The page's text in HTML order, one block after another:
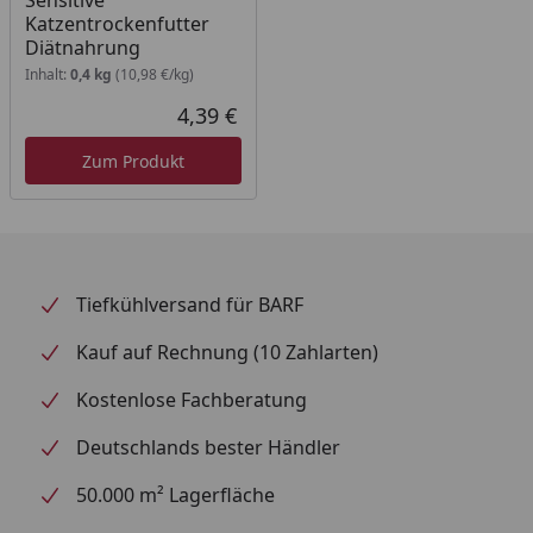
Nachlassen der Intoleranzerscheinungen unbegrenzt
weiterverwendbar.
Verlängerung der Fütterungsdauer den Rat eines
Tierarztes einzuholen. Bitte immer ausreichend
frisches Trinkwasser bereitstellen.
Katzentrockenfutter
Diätnahrung
Inhalt: 0,4 kg (10,98 €/kg)
Aktueller Preis
4,39 €
Zum Produkt
Tiefkühlversand für BARF
Kauf auf Rechnung (10 Zahlarten)
Kostenlose Fachberatung
Deutschlands bester Händler
50.000 m² Lagerfläche